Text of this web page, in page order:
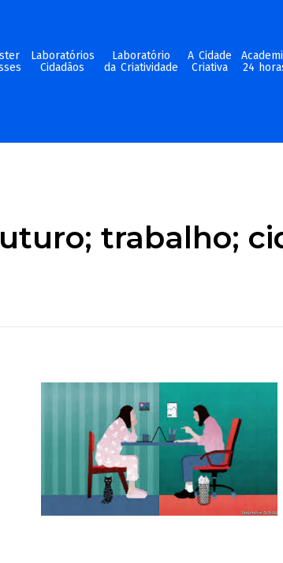
Laboratórios
Cidadãos
Laboratório
da Criatividade
A Cidade
Criativa
24
trabalho;